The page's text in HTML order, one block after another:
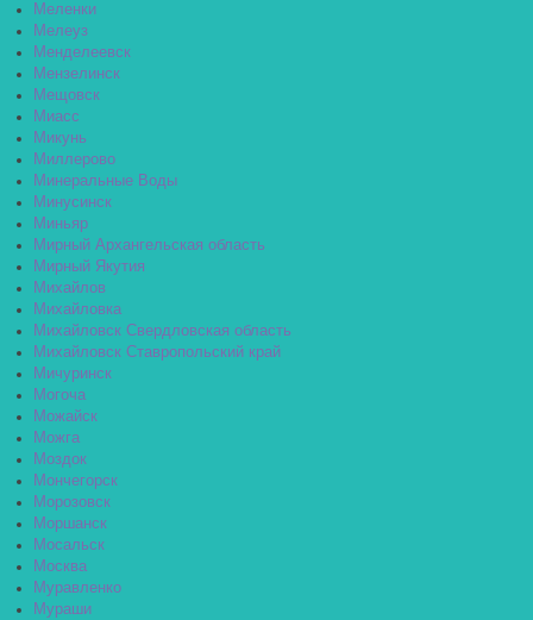
Меленки
Мелеуз
Менделеевск
Мензелинск
Мещовск
Миасс
Микунь
Миллерово
Минеральные Воды
Минусинск
Миньяр
Мирный Архангельская область
Мирный Якутия
Михайлов
Михайловка
Михайловск Свердловская область
Михайловск Ставропольский край
Мичуринск
Могоча
Можайск
Можга
Моздок
Мончегорск
Морозовск
Моршанск
Мосальск
Москва
Муравленко
Мураши